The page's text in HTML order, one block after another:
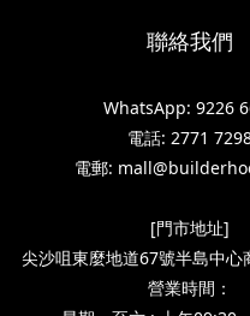
聯絡我們
WhatsApp: 9226
電話: 2771
電郵:
[門市地址]
尖沙咀東麼地道67號半島中心
營業時間：